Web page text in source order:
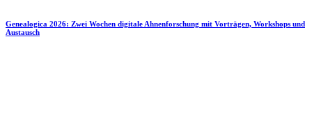
Genealogica 2026: Zwei Wochen digitale Ahnenforschung mit Vorträgen, Workshops und
Austausch